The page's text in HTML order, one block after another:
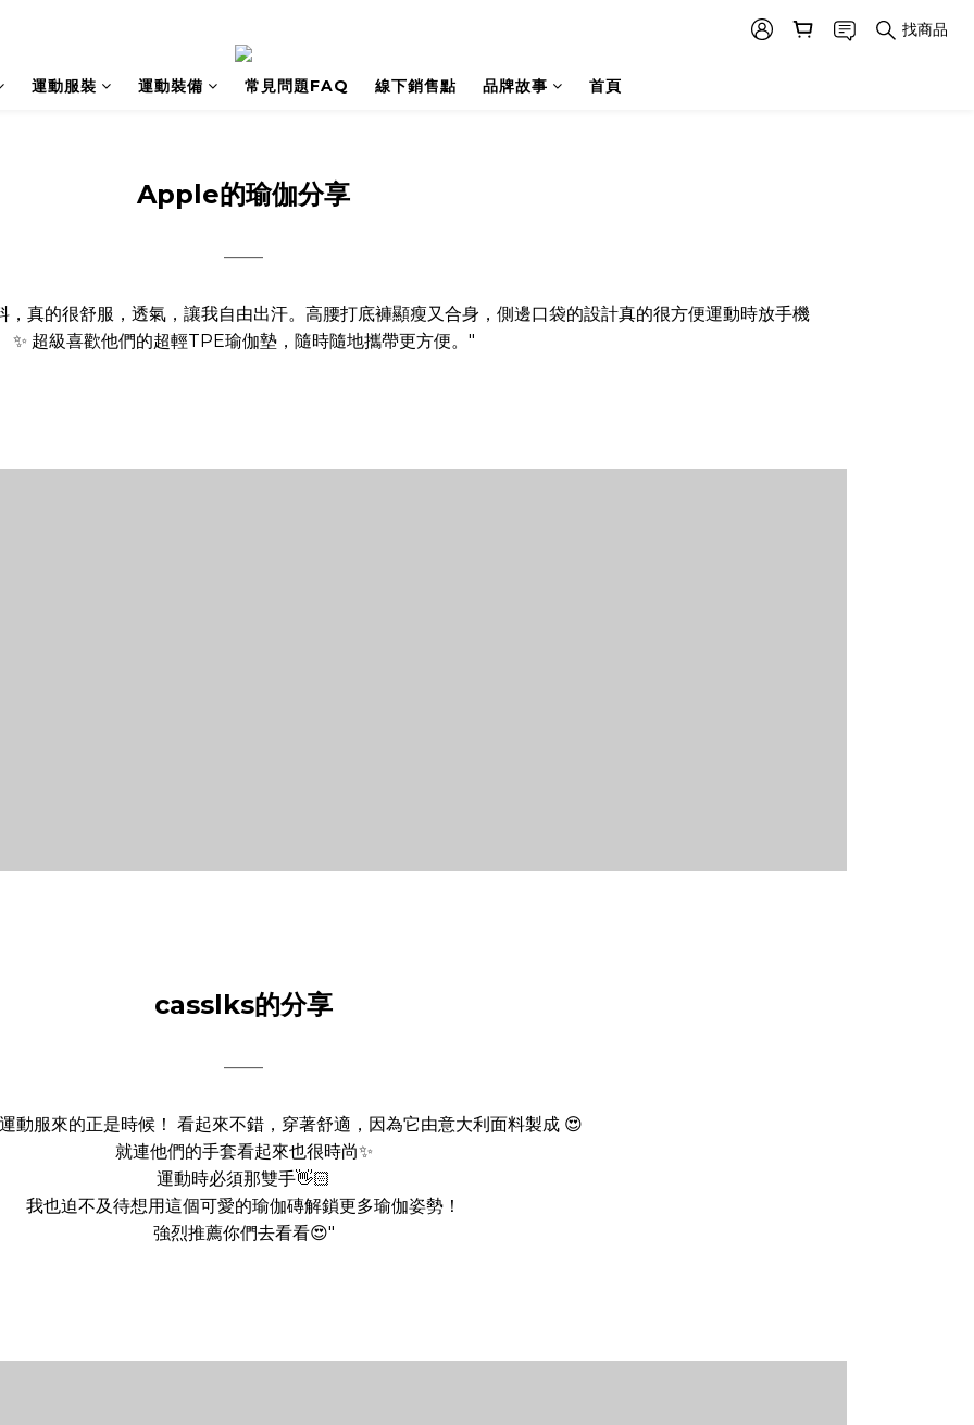
找商品
運動服裝 運動裝備 常見問題FAQ 線下銷售點 品牌故事 首頁
Apple的瑜伽分享
——
真的很舒服，透氣，讓我自由出汗。高腰打底褲顯瘦又合身，側邊口袋的設計真的很方便運動時放手機
✨ 超級喜歡他們的超輕TPE瑜伽墊，隨時隨地攜帶更方便。"
casslks的分享
——
動服來的正是時候！ 看起來不錯，穿著舒適，因為它由意大利面料製成 😍
就連他們的手套看起來也很時尚✨
運動時必須那雙手👋🏻
我也迫不及待想用這個可愛的瑜伽磚解鎖更多瑜伽姿勢！
強烈推薦你們去看看😍"